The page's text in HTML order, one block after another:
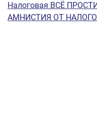
Налоговая ВСЁ
АМНИСТИЯ ОТ